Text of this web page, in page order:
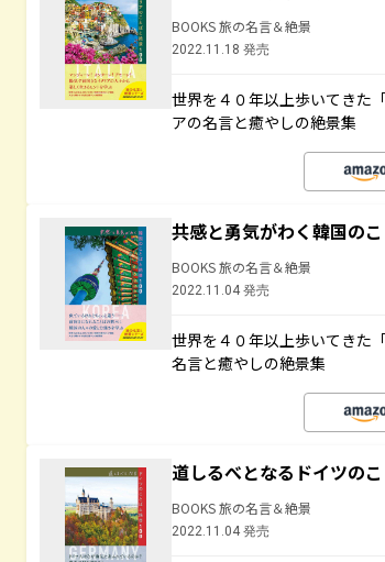
BOOKS 旅の名言＆絶景
2022.11.18 発売
世界を４０年以上歩いてきた
アの名言と癒やしの絶景集
共感と勇気がわく韓国の
BOOKS 旅の名言＆絶景
2022.11.04 発売
世界を４０年以上歩いてきた
名言と癒やしの絶景集
道しるべとなるドイツの
BOOKS 旅の名言＆絶景
2022.11.04 発売